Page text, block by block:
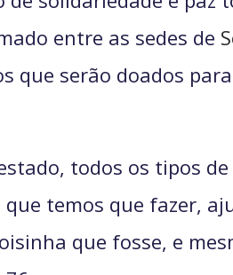
entre as sedes de
que serão doados
todos os tipos
temos que fazer,
que fosse, e